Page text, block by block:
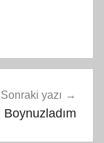
Sonraki yazı
Boynuzladım